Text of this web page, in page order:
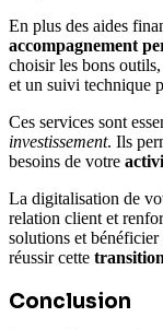
En plus des aides
accompagnement
choisir les bons
et un suivi technique
Ces services sont
investissement. Ils
besoins de votre
La digitalisation de
relation client et
solutions et
réussir cette transition
Conclusion